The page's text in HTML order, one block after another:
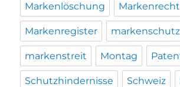
Markenlöschung Markenrecht
Markenregister markenschutz
markenstreit Montag
Schutzhindernisse Schweiz